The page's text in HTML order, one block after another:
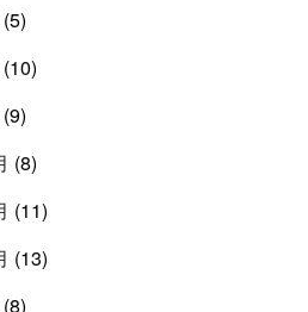
(5)
(10)
(9)
(8)
(11)
(13)
(8)